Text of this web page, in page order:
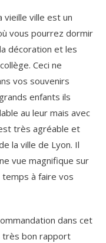
vieille ville est un
vous pourrez dormir
décoration et les
Ceci ne
vos souvenirs
enfants ils
au leur mais avec
très agréable et
la ville de Lyon. Il
vue magnifique sur
à faire vos
dans cet
très bon rapport